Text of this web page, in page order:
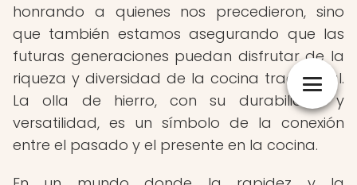
honrando a quienes nos precedieron, sino
que también estamos asegurando que las
futuras generaciones puedan disfrutar de la
riqueza y diversidad de la cocina tradicional.
La olla de hierro, con su durabilidad y
versatilidad, es un símbolo de la conexión
entre el pasado y el presente en la cocina.